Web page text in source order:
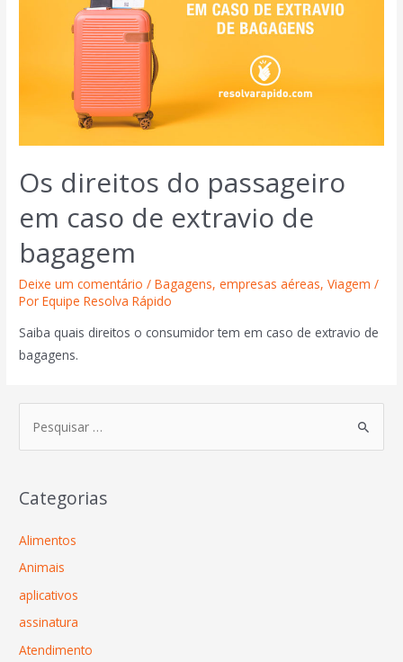
Os direitos do passageiro
em caso de extravio de
bagagem
Deixe um comentário /Bagagens,empresas aéreas,Viagem /
PorEquipe Resolva Rápido
Saiba quais direitos o consumidor tem em caso de extravio de
bagagens.
Categorias
Alimentos
Animais
aplicativos
assinatura
Atendimento